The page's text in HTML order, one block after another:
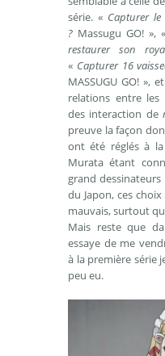
série. « Capturer
? Massugu GO! »,
restaurer son
« Capturer 16
MASSUGU GO! »,
relations entre les
des interaction de
preuve la façon
ont été réglés à la
Murata étant
grand
du Japon, ces
mauvais, surtout
Mais reste que
essaye de me
à la première série
peu eu.